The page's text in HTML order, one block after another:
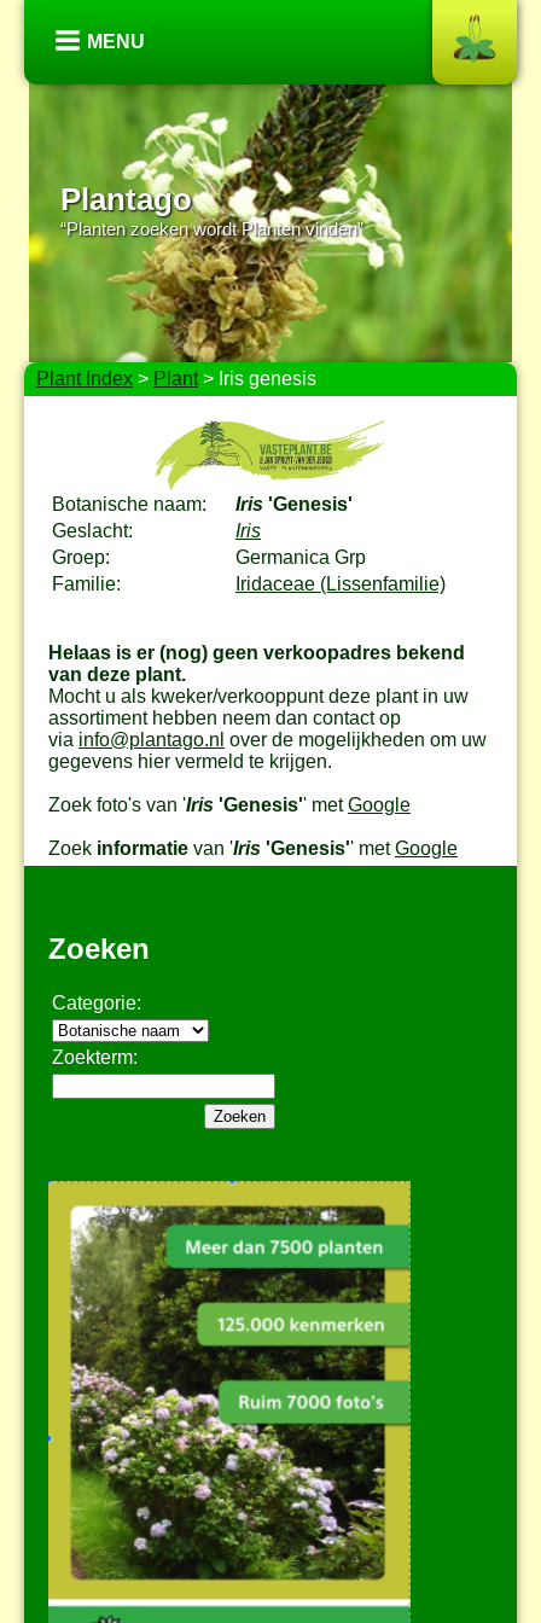
MENU
Plantago
“Planten zoeken wordt Planten vinden”
Plant Index > Plant> Iris genesis
Botanische naam: Iris 'Genesis'
Geslacht:
Iris
Groep:
Germanica Grp
Familie:
Iridaceae (Lissenfamilie)
Helaas is er (nog) geen verkoopadres bekend
van deze plant.
Mocht u als kweker/verkooppunt deze plant in uw
assortiment hebben neem dan contact op
via info@plantago.nl over de mogelijkheden om uw
gegevens hier vermeld te krijgen.
Zoek foto's van 'Iris 'Genesis'' metGoogle
Zoek informatie van 'Iris 'Genesis'' metGoogle
Zoeken
Categorie:
Zoekterm: